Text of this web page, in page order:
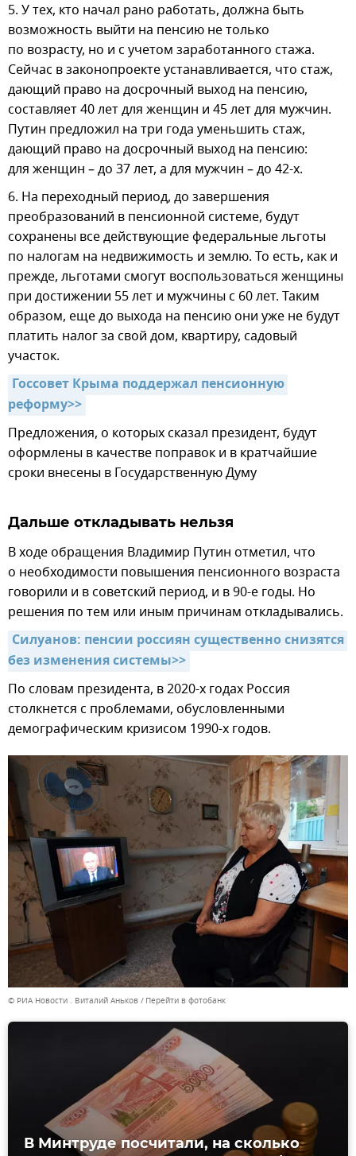
5. У тех, кто начал рано работать, должна быть
возможность выйти на пенсию не только
по возрасту, но и с учетом заработанного стажа.
Сейчас в законопроекте устанавливается, что стаж,
дающий право на досрочный выход на пенсию,
составляет 40 лет для женщин и 45 лет для мужчин.
Путин предложил на три года уменьшить стаж,
дающий право на досрочный выход на пенсию:
для женщин – до 37 лет, а для мужчин – до 42-х.
6. На переходный период, до завершения
преобразований в пенсионной системе, будут
сохранены все действующие федеральные льготы
по налогам на недвижимость и землю. То есть, как и
прежде, льготами смогут воспользоваться женщины
при достижении 55 лет и мужчины с 60 лет. Таким
образом, еще до выхода на пенсию они уже не будут
платить налог за свой дом, квартиру, садовый
участок.
Госсовет Крыма поддержал пенсионную
реформу>>
Предложения, о которых сказал президент, будут
оформлены в качестве поправок и в кратчайшие
сроки внесены в Государственную Думу
Дальше откладывать нельзя
В ходе обращения Владимир Путин отметил, что
о необходимости повышения пенсионного возраста
говорили и в советский период, и в 90-е годы. Но
решения по тем или иным причинам откладывались.
Силуанов: пенсии россиян существенно снизятся
без изменения системы>>
По словам президента, в 2020-х годах Россия
столкнется с проблемами, обусловленными
демографическим кризисом 1990-х годов.
© РИА Новости . Виталий Аньков Перейти в фотобанк
В Минтруде посчитали, на сколько